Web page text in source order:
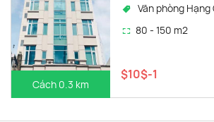
Cách 0.3 km
Văn phòng Hạng
80 - 150 m2
$10$-1